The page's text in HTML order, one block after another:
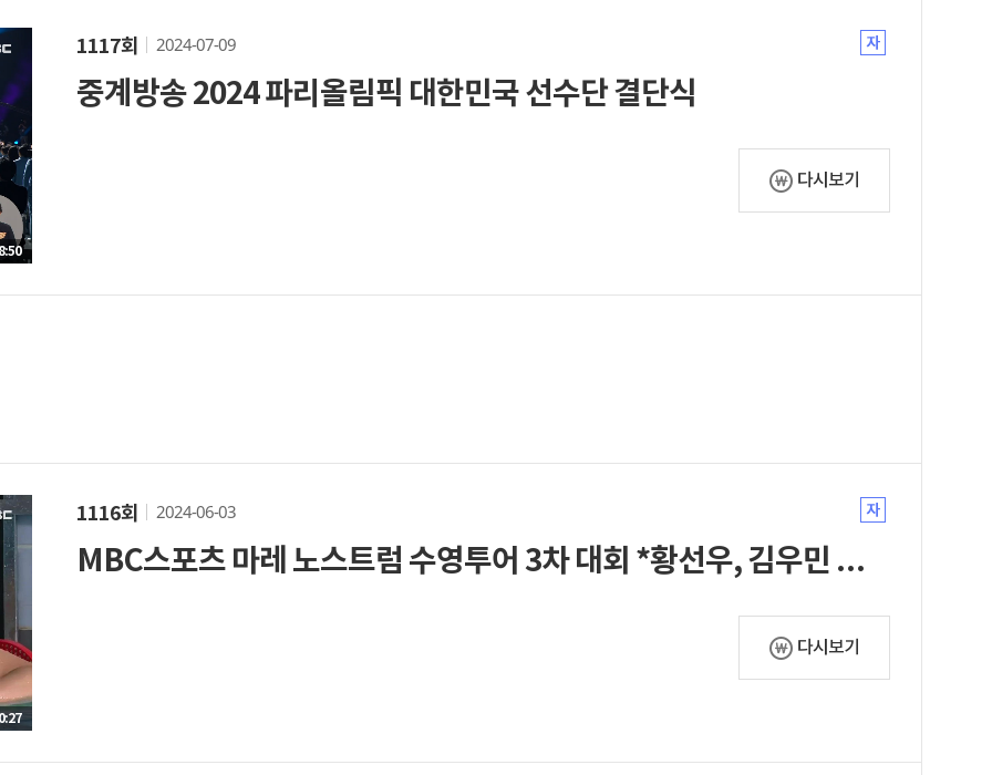
1117회 2024-07-09
중계방송 2024 파리올림픽 대한민국 선수단 결단식
다시보기
1116회 2024-06-03
MBC스포츠 마레 노스트럼 수영투어 3차 대회 *황선우, 김우민 출전
다시보기